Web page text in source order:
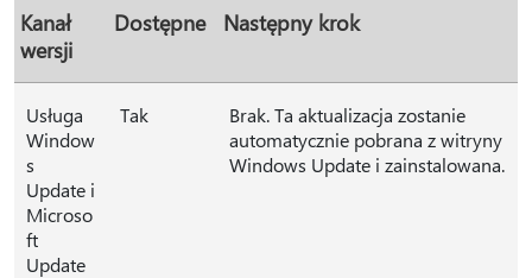
Kanał
wersji
Dostępne Następny krok
Usługa
Window
s
Update i
Microso
ft
Update
Tak
Brak. Ta aktualizacja zostanie
automatycznie pobrana z witryny
Windows Update i zainstalowana.